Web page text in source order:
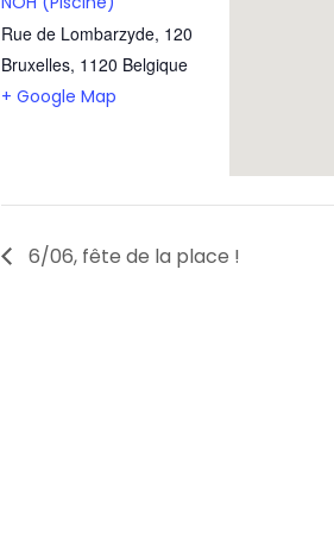
Rue de Lombarzyde, 120
Bruxelles, 1120 Belgique
+ Google Map
6/06, fête de la place !